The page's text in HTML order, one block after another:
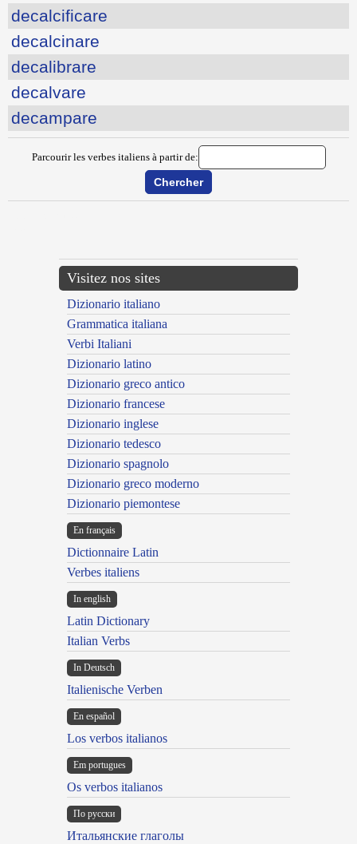
decalcificare
decalcinare
decalibrare
decalvare
decampare
Parcourir les verbes italiens à partir de:
Visitez nos sites
Dizionario italiano
Grammatica italiana
Verbi Italiani
Dizionario latino
Dizionario greco antico
Dizionario francese
Dizionario inglese
Dizionario tedesco
Dizionario spagnolo
Dizionario greco moderno
Dizionario piemontese
En français
Dictionnaire Latin
Verbes italiens
In english
Latin Dictionary
Italian Verbs
In Deutsch
Italienische Verben
En español
Los verbos italianos
Em portugues
Os verbos italianos
По русски
Итальянские глаголы